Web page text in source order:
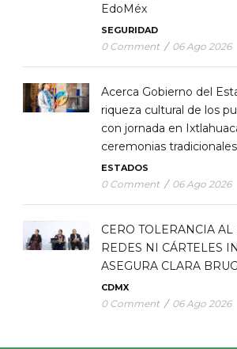
EdoMéx
SEGURIDAD
0 Comment / 06 Ago 2026
Acerca Gobierno del
riqueza cultural de los
con jornada en
ceremonias
ESTADOS
0 Comment / 06 Ago 2026
CERO TOLERANCIA AL
REDES NI CÁRTELES
ASEGURA CLARA
CDMX
0 Comment / 06 Ago 2026